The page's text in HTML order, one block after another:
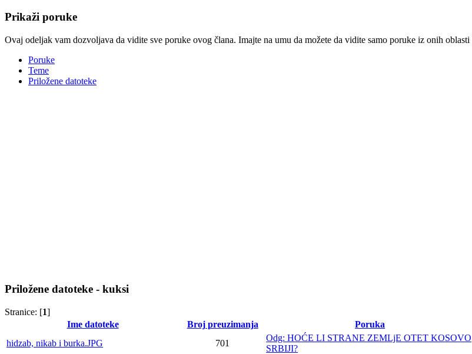
Prikaži poruke
Ovaj odeljak vam dozvoljava da vidite sve poruke ovog člana. Imajte na umu da možete da vidite samo poruke iz onih
Poruke
Teme
Priložene datoteke
Priložene datoteke - kuksi
Stranice: [1]
Ime datoteke
Broj preuzimanja Poruka
hidzab, nikab i burka.JPG
701
Odg: HOĆE LI STRANE ZEMLjE OTET KOSOVO
SRBIJI?